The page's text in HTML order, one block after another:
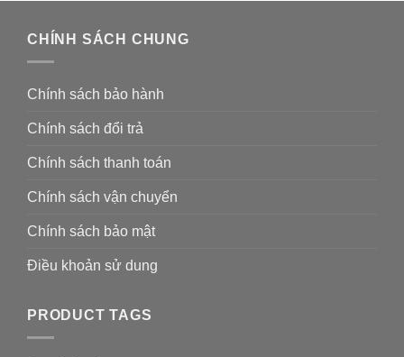
CHÍNH SÁCH CHUNG
Chính sách bảo hành
Chính sách đổi trả
Chính sách thanh toán
Chính sách vận chuyển
Chính sách bảo mật
Điều khoản sử dung
PRODUCT TAGS